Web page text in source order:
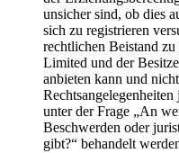
unsicher sind, ob dies
sich zu registrieren
rechtlichen Beistand
Limited und der
anbieten kann und
unter der Frage „An
Beschwerden oder
gibt?“ behandelt